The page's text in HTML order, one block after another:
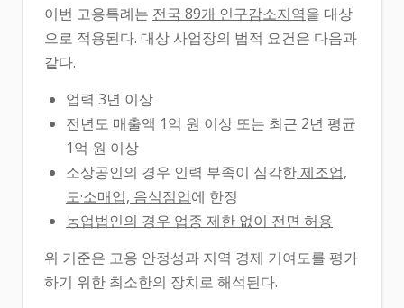
이번 고용특례는 전국 89개 인구감소지역을 대상
으로 적용된다. 대상 사업장의 법적 요건은 다음과
같다.
업력 3년 이상
전년도 매출액 1억 원 이상 또는 최근 2년 평균
1억 원 이상
소상공인의 경우 인력 부족이 심각한제조업,
도·소매업, 음식점업에 한정
농업법인의 경우 업종 제한 없이 전면 허용
위 기준은 고용 안정성과 지역 경제 기여도를 평가
하기 위한 최소한의 장치로 해석된다.